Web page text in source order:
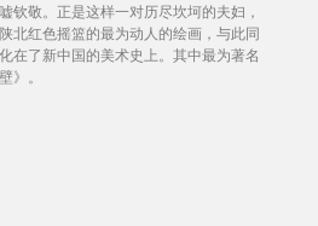
钦敬。正是这样一对历尽坎坷的夫妇，
北红色摇篮的最为动人的绘画，与此同
在了新中国的美术史上。其中最为著名
》。